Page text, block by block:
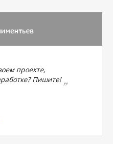
проекте,
Пишите!